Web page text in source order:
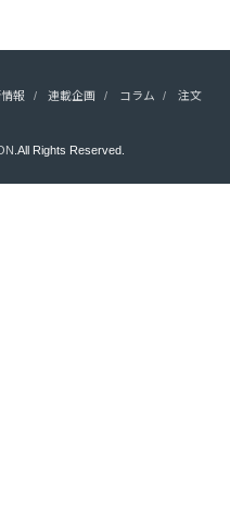
報 連載企画 コラム 注文
.All Rights Reserved.